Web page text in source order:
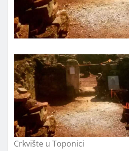
Crkvište u Toponici